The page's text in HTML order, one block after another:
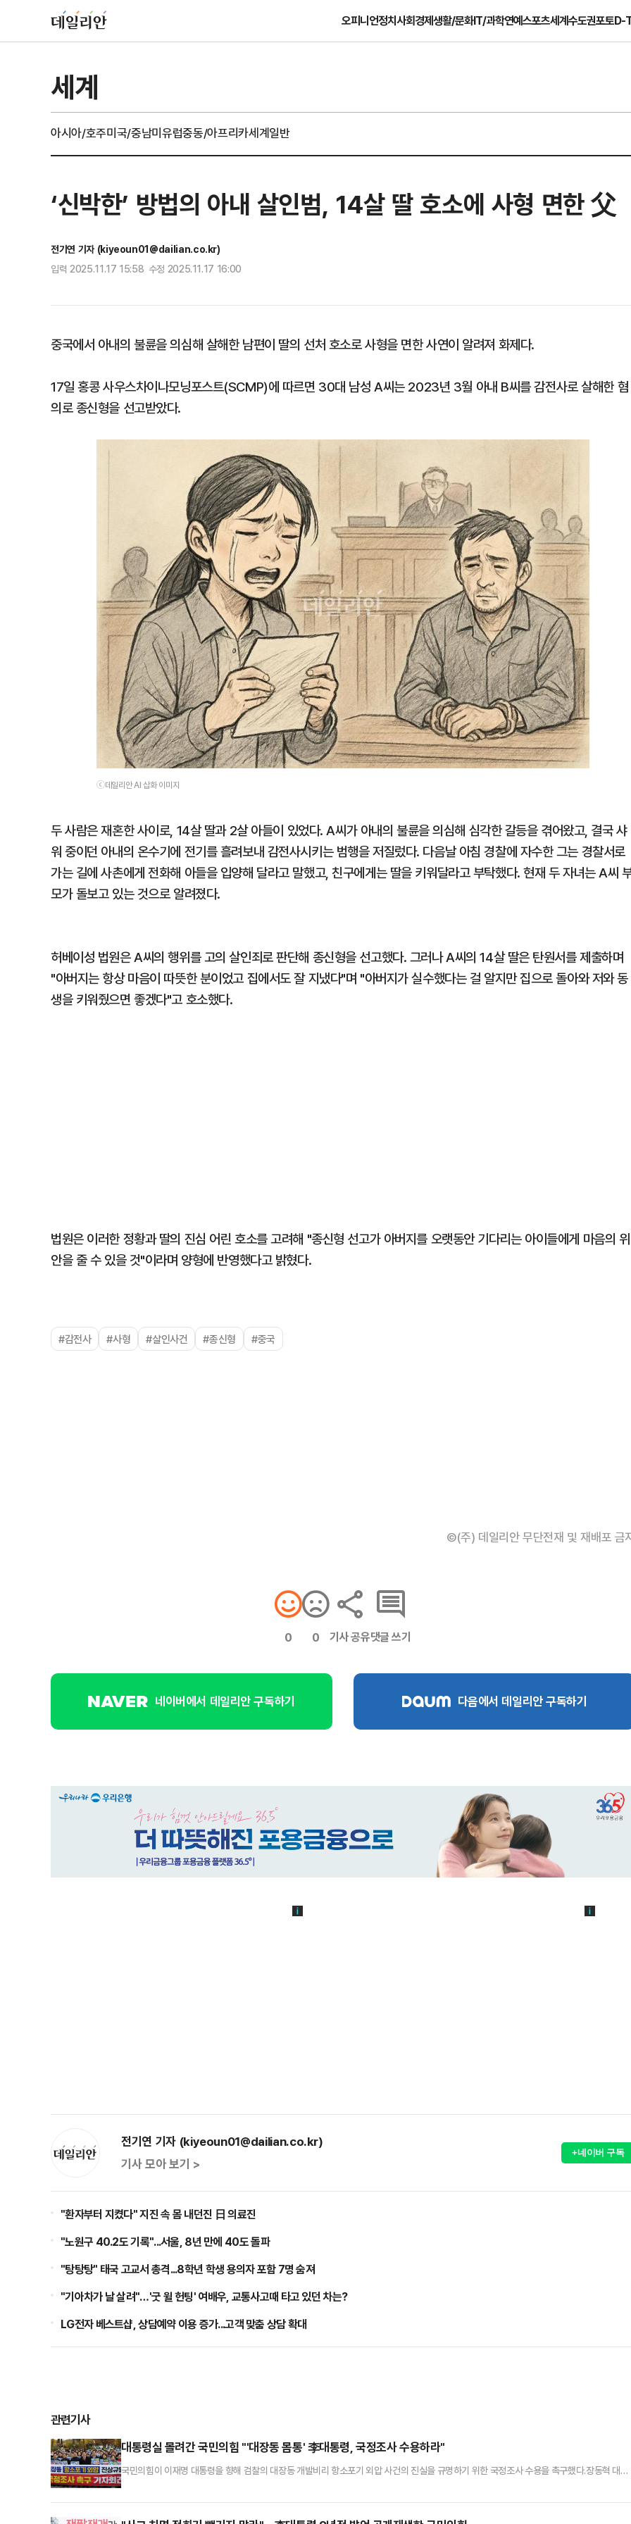
오피니언정치사회경제생활/문화IT/과학연예스포츠세계수도권포토D-
세계
아시아/호주미국/중남미유럽중동/아프리카세계일반
‘신박한’ 방법의 아내 살인범, 14살 딸 호소에 사형 면한 父
전기연 기자 (kiyeoun01@dailian.co.kr)
입력 2025.11.17 15:58 수정 2025.11.17 16:00
중국에서 아내의 불륜을 의심해 살해한 남편이 딸의 선처 호소로 사형을 면한 사연이 알려져 화제다.
17일 홍콩 사우스차이나모닝포스트(SCMP)에 따르면 30대 남성 A씨는 2023년 3월 아내 B씨를 감전사로 살해한 혐
의로 종신형을 선고받았다.
ⓒ데일리안 AI 삽화 이미지
두 사람은 재혼한 사이로, 14살 딸과 2살 아들이 있었다. A씨가 아내의 불륜을 의심해 심각한 갈등을 겪어왔고, 결국 샤
워 중이던 아내의 온수기에 전기를 흘려보내 감전사시키는 범행을 저질렀다. 다음날 아침 경찰에 자수한 그는 경찰서로
가는 길에 사촌에게 전화해 아들을 입양해 달라고 말했고, 친구에게는 딸을 키워달라고 부탁했다. 현재 두 자녀는 A씨
모가 돌보고 있는 것으로 알려졌다.
허베이성 법원은 A씨의 행위를 고의 살인죄로 판단해 종신형을 선고했다. 그러나 A씨의 14살 딸은 탄원서를 제출하며
"아버지는 항상 마음이 따뜻한 분이었고 집에서도 잘 지냈다"며 "아버지가 실수했다는 걸 알지만 집으로 돌아와 저와 동
생을 키워줬으면 좋겠다"고 호소했다.
법원은 이러한 정황과 딸의 진심 어린 호소를 고려해 "종신형 선고가 아버지를 오랫동안 기다리는 아이들에게 마음의 위
안을 줄 수 있을 것"이라며 양형에 반영했다고 밝혔다.
#감전사 #사형 #살인사건 #종신형 #중국
©(주) 데일리안 무단전재 및 재배포 금
0 0 기사 공유댓글 쓰기
네이버에서 데일리안 구독하기 다음에서 데일리안 구독하기
전기연 기자 (kiyeoun01@dailian.co.kr)
기사 모아 보기 >
+네이버 구독
"환자부터 지켰다" 지진 속 몸 내던진 日 의료진
"노원구 40.2도 기록"...서울, 8년 만에 40도 돌파
"탕탕탕" 태국 고교서 총격...8학년 학생 용의자 포함 7명 숨져
"기아차가 날 살려"…'굿 윌 헌팅' 여배우, 교통사고때 타고 있던 차는?
LG전자 베스트샵, 상담예약 이용 증가...고객 맞춤 상담 확대
관련기사
대통령실 몰려간 국민의힘 "'대장동 몸통' 李대통령, 국정조사 수용하라"
국민의힘이 이재명 대통령을 향해 검찰의 대장동 개발비리 항소포기 외압 사건의 진실을 규명하기 위한 국정조사 수용을 촉구했다.장동혁 대표
포기 외압 진상규명을 위한 국정조사 촉구 기자회견'을 열어 "항소포기 외압 의혹 진상규명 국정조사특위를 수용하라"고 강조했다.장 대표는 "